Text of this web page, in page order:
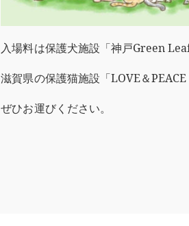
入場料は保護犬施設「神戸Green
滋賀県の保護猫施設「LOVE＆PEACE
ぜひお運びください。